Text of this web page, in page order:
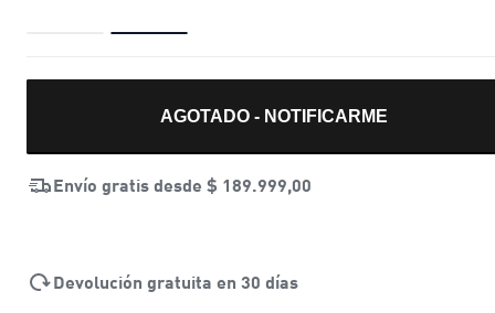
AGOTADO - NOTIFICARME
Envío gratis desde $ 189.999,00
Devolución gratuita en 30 días